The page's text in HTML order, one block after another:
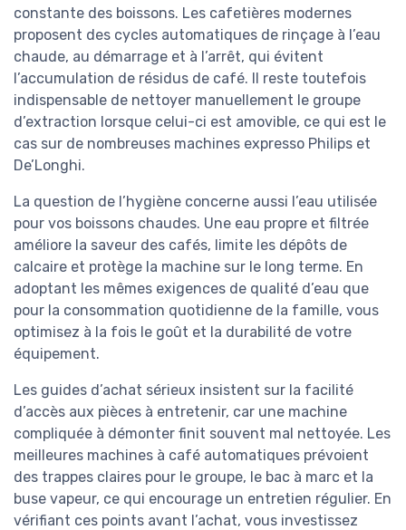
constante des boissons. Les cafetières modernes
proposent des cycles automatiques de rinçage à l’eau
chaude, au démarrage et à l’arrêt, qui évitent
l’accumulation de résidus de café. Il reste toutefois
indispensable de nettoyer manuellement le groupe
d’extraction lorsque celui-ci est amovible, ce qui est le
cas sur de nombreuses machines expresso Philips et
De’Longhi.
La question de l’hygiène concerne aussi l’eau utilisée
pour vos boissons chaudes. Une eau propre et filtrée
améliore la saveur des cafés, limite les dépôts de
calcaire et protège la machine sur le long terme. En
adoptant les mêmes exigences de qualité d’eau que
pour la consommation quotidienne de la famille, vous
optimisez à la fois le goût et la durabilité de votre
équipement.
Les guides d’achat sérieux insistent sur la facilité
d’accès aux pièces à entretenir, car une machine
compliquée à démonter finit souvent mal nettoyée. Les
meilleures machines à café automatiques prévoient
des trappes claires pour le groupe, le bac à marc et la
buse vapeur, ce qui encourage un entretien régulier. En
vérifiant ces points avant l’achat, vous investissez